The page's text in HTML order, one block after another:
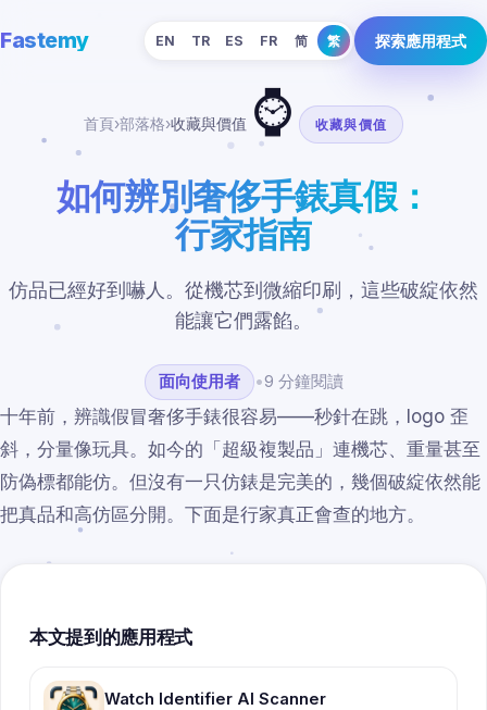
Fastemy EN TR ES FR 简 繁 探索應用程式
首頁›部落格›收藏與價值 ⌚ 收藏與價值
如何辨別奢侈手錶真假：
行家指南
仿品已經好到嚇人。從機芯到微縮印刷，這些破綻依然
能讓它們露餡。
面向使用者 •9 分鐘閱讀
十年前，辨識假冒奢侈手錶很容易——秒針在跳，logo 歪
斜，分量像玩具。如今的「超級複製品」連機芯、重量甚至
防偽標都能仿。但沒有一只仿錶是完美的，幾個破綻依然能
把真品和高仿區分開。下面是行家真正會查的地方。
本文提到的應用程式
Watch Identifier AI Scanner